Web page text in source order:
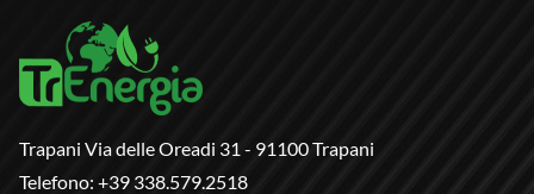
Trapani Via delle Oreadi 31 - 91100 Trapani
Telefono: +39 338.579.2518